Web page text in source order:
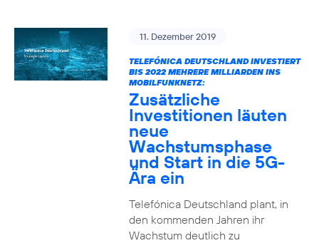
11. Dezember 2019
TELEFÓNICA DEUTSCHLAND INVESTIERT
BIS 2022 MEHRERE MILLIARDEN INS
MOBILFUNKNETZ:
Zusätzliche
Investitionen läuten
neue
Wachstumsphase
und Start in die 5G-
Ära ein
Telefónica Deutschland plant, in
den kommenden Jahren ihr
Wachstum deutlich zu